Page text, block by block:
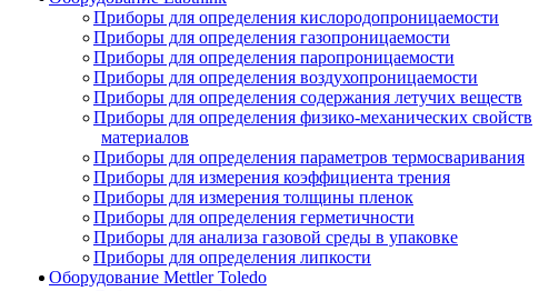
Приборы для определения кислородопроницаемости
Приборы для определения газопроницаемости
Приборы для определения паропроницаемости
Приборы для определения воздухопроницаемости
Приборы для определения содержания летучих веществ
Приборы для определения физико-механических свойств
материалов
Приборы для определения параметров термосваривания
Приборы для измерения коэффициента трения
Приборы для измерения толщины пленок
Приборы для определения герметичности
Приборы для анализа газовой среды в упаковке
Приборы для определения липкости
Оборудование Mettler Toledo